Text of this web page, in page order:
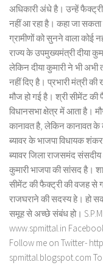
अधिकारी अंधे है। उन्हें
नहीं आ रहा है। कहा जा सकता
ग्रामीणों को सुनने वाला कोई
राज्य के उपमुख्यमंत्री दीया
लेकिन दीया कुमारी ने भी
नहीं दिए है। प्रभारी मंत्री
मौज हो गई है। श्री सीमेंट की
विधानसभा क्षेत्र में आता है।
कानावत है, लेकिन कानावत के
ब्यावर के भाजपा विधायक
ब्यावर जिला राजसमंद
कुमारी भाजपा की सांसद है।
सीमेंट की फैक्ट्री की वजह से
राजघराने की सदस्य हे। हो
समूह से अच्छे संबंध हो।
www.spmittal.in
Follow me on Twitter-
spmittal.blogspot.com